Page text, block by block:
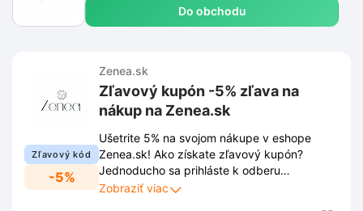
Do obchodu
Zľavový kód
-5%
Zenea.sk
Zľavový kupón -5% zľava na
nákup na Zenea.sk
Ušetrite 5% na svojom nákupe v eshope
Zenea.sk! Ako získate zľavový kupón?
Jednoducho sa prihláste k odberu
newslettera cez vyskakovacie okno na
Zobraziť viac